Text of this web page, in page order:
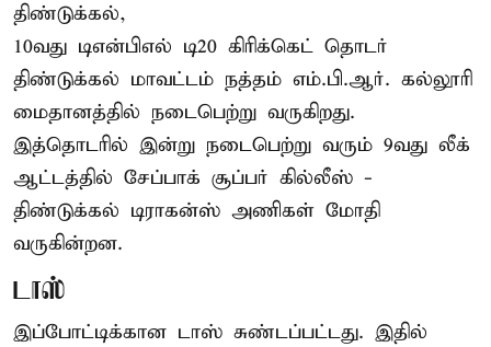
திண்டுக்கல்,
10வது டிஎன்பிஎல் டி20 கிரிக்கெட் தொடர்
திண்டுக்கல் மாவட்டம் நத்தம் எம்.பி.ஆர். கல்லூரி
மைதானத்தில் நடைபெற்று வருகிறது.
இத்தொடரில் இன்று நடைபெற்று வரும் 9வது லீக்
ஆட்டத்தில் சேப்பாக் சூப்பர் கில்லீஸ் -
திண்டுக்கல் டிராகன்ஸ் அணிகள் மோதி
வருகின்றன.
டாஸ்
இப்போட்டிக்கான டாஸ் சுண்டப்பட்டது. இதில்